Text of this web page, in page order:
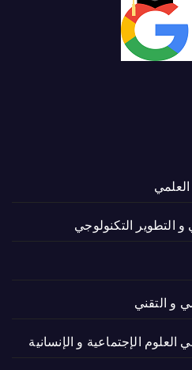
و التطوير التكنولوجي
و التقني
العلوم الإجتماعية و الإنسانية